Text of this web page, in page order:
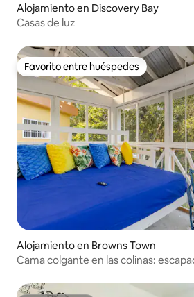
Alojamiento en Discovery Bay
Casas de luz
Favorito entre huéspedes
Favorito entre huéspedes
Alojamiento en Browns Town
Cama colgante en las colinas: